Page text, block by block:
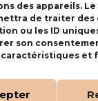
des appareils.
de traiter
ou les ID
son
et